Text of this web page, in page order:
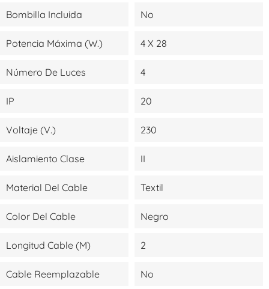
Bombilla Incluida No
Potencia Máxima (W.) 4 X 28
Número De Luces 4
IP 20
Voltaje (V.) 230
Aislamiento Clase II
Material Del Cable Textil
Color Del Cable Negro
Longitud Cable (m) 2
Cable Reemplazable No